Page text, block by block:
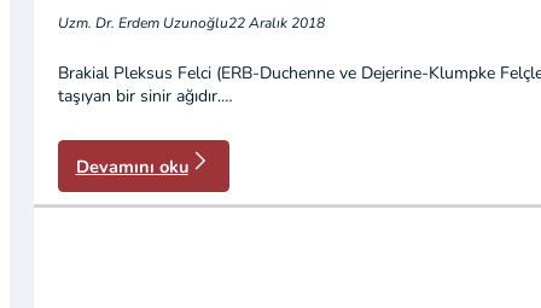
Uzm. Dr. Erdem Uzunoğlu22 Aralık 2018
Brakial Pleksus Felci (ERB-Duchenne ve Dejerine-Klumpke
taşıyan bir sinir ağıdır.…
Devamını oku